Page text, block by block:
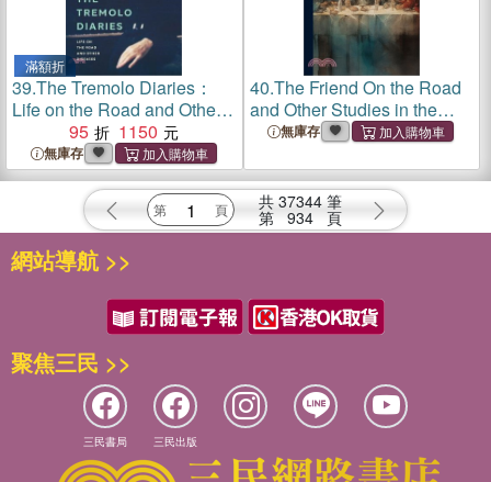
滿額折
39.The Tremolo Diaries：
Life on the Road and Other
Diseases
95 1150
無庫存
40.The Friend On the Road
and Other Studies in the
Gospels
無庫存
共 37344 筆
第 934 頁
網站導航 >>
聚焦三民 >>
三民書局 三民出版